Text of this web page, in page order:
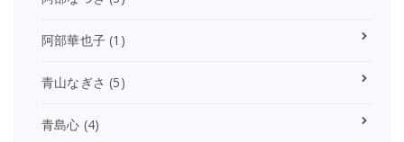
阿部華也子 (1)
青山なぎさ (5)
青島心 (4)